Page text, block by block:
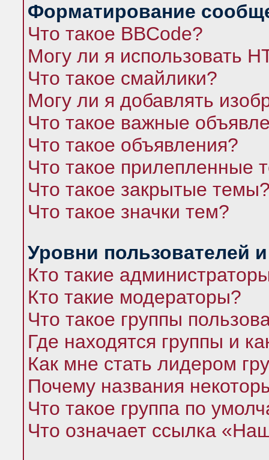
Форматирование
Что такое BBCode?
Могу ли я использовать
Что такое смайлики?
Могу ли я добавлять
Что такое важные
Что такое объявления?
Что такое прилепленные
Что такое закрытые
Что такое значки тем?
Уровни пользователей
Кто такие
Кто такие модераторы?
Что такое группы
Где находятся группы и
Как мне стать лидером
Почему названия
Что такое группа по
Что означает ссылка